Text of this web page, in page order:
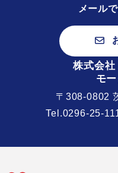
メール
株式会社
モ
〒308-0802
Tel.0296-25-